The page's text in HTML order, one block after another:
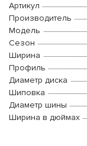
Артикул
Производитель
Модель
Сезон
Ширина
Профиль
Диаметр диска
Шиповка
Диаметр шины
Ширина в дюймах